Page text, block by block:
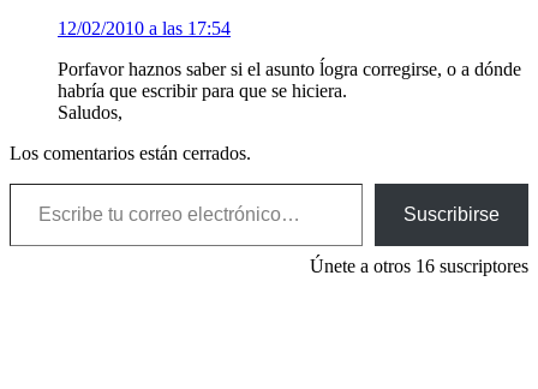
12/02/2010 a las 17:54
Porfavor haznos saber si el asunto ĺogra corregirse, o a dónde
habría que escribir para que se hiciera.
Saludos,
Los comentarios están cerrados.
Escribe tu correo electrónico…
Suscribirse
Únete a otros 16 suscriptores